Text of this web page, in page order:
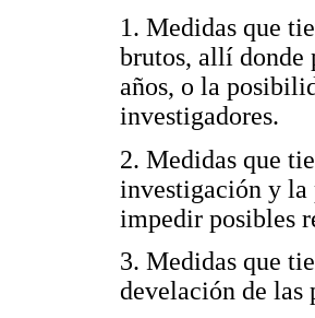
1. Medidas que
brutos, allí donde
años, o la
investigadores.
2. Medidas que
investigación y la
impedir posibles
3. Medidas que
develación de las